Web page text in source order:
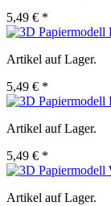
5,49 € *
Artikel auf Lager.
5,49 € *
Artikel auf Lager.
5,49 € *
Artikel auf Lager.